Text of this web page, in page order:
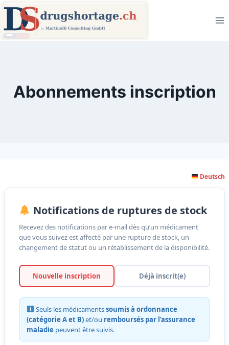
Zum
Inhalt
springen
Abonnements inscription
Deutsch
Notifications de ruptures de stock
Recevez des notifications par e-mail dès qu’un médicament
que vous suivez est affecté par une rupture de stock, un
changement de statut ou un rétablissement de la disponibilité.
Nouvelle inscription Déjà inscrit(e)
Seuls les médicamentssoumis à ordonnance
(catégorie A et B)et/ou remboursés par l’assurance
maladie peuvent être suivis.